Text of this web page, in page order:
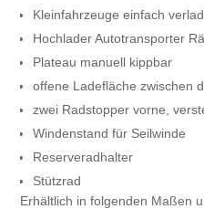
Kleinfahrzeuge einfach
Hochlader Autotransporter
Plateau manuell kippbar
offene Ladefläche zwischen
zwei Radstopper vorne,
Windenstand für Seilwinde
Reserveradhalter
Stützrad
Erhältlich in folgenden Maßen